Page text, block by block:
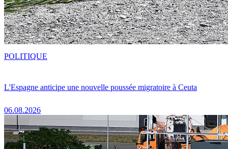
L'Espagne anticipe une nouvelle poussée migratoire à Ceuta
06.08.2026
POLITIQUE